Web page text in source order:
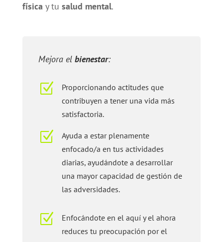
física y tu salud mental.
Mejora el bienestar:
Z
Proporcionando actitudes que
contribuyen a tener una vida más
satisfactoria.
Z
Ayuda a estar plenamente
enfocado/a en tus actividades
diarias, ayudándote a desarrollar
una mayor capacidad de gestión de
las adversidades.
Z
Enfocándote en el aquí y el ahora
reduces tu preocupación por el